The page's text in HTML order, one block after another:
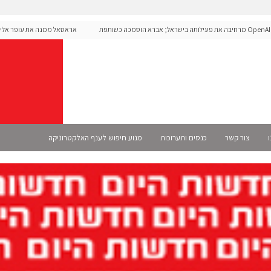
OpenAI מרחיבה את פעילותה בישראל; אברא הוסמכה כשותפת
אראסאל ממנה את עופר
צור קשר כנסים ותערוכות מנוע חיפוש לענף האלקטרוניקה